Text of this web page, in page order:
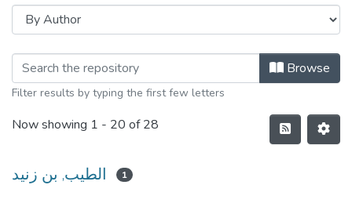
Browse
Filter results by typing the first few letters
Now showing 1 - 20 of 28
الطيب, بن زنيد 1